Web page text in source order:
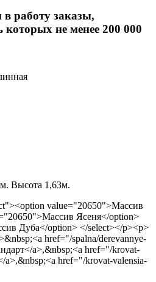
работу заказы,
которых не менее 200 000
Высота 1,63м.
value="20650">Массив
Ясеня</option>
Дуба</option> </select></p><p>
href="/spalna/derevannye-
a>,&nbsp;<a href="/krovat-
href="/krovat-valensia-